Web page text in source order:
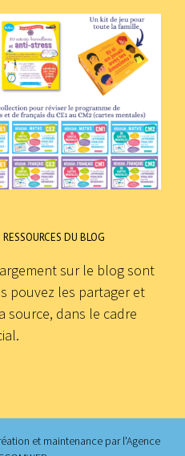
DU BLOG
sur le blog sont
pouvez les partager et
source, dans le cadre
et maintenance parl'Agence